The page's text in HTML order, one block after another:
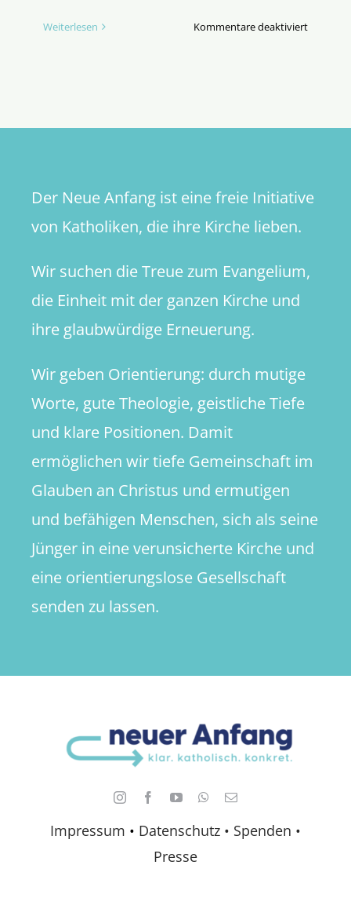
Weiterlesen Kommentare deaktiviertfür
Impressum • Datenschutz • Spenden •
Presse
Der Neue Anfang ist eine freie Initiative
von Katholiken, die ihre Kirche lieben.
Wir suchen die Treue zum Evangelium,
die Einheit mit der ganzen Kirche und
ihre glaubwürdige Erneuerung.
Wir geben Orientierung: durch mutige
Worte, gute Theologie, geistliche Tiefe
und klare Positionen. Damit
ermöglichen wir tiefe Gemeinschaft im
Glauben an Christus und ermutigen
und befähigen Menschen, sich als seine
Jünger in eine verunsicherte Kirche und
eine orientierungslose Gesellschaft
senden zu lassen.